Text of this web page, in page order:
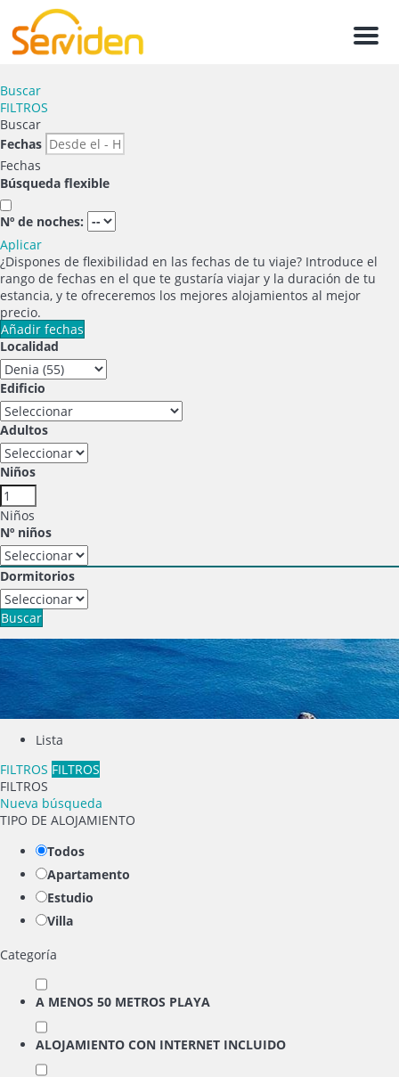
Menu
Buscar
FILTROS
Buscar
Fechas
Fechas
Búsqueda flexible
Nº de noches:
Aplicar
¿Dispones de flexibilidad en las fechas de tu viaje? Introduce el
rango de fechas en el que te gustaría viajar y la duración de tu
estancia, y te ofreceremos los mejores alojamientos al mejor
precio.
Añadir fechas
Localidad
Edificio
Adultos
Niños
Niños
Nº niños
Dormitorios
Buscar
Lista
FILTROS FILTROS
FILTROS
Nueva búsqueda
TIPO DE ALOJAMIENTO
Todos
Apartamento
Estudio
Villa
Categoría
A MENOS 50 METROS PLAYA
ALOJAMIENTO CON INTERNET INCLUIDO